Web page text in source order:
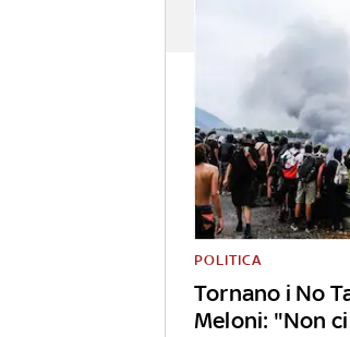
Tornano i No
Meloni: "Non
POLITICA